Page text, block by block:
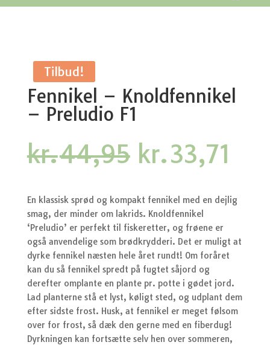
Tilbud!
Fennikel – Knoldfennikel
– Preludio F1
kr.44,95 Den
oprindelige
var:
kr.44,95.
kr.33,71
er:
En klassisk sprød og kompakt fennikel med en dejlig
smag, der minder om lakrids. Knoldfennikel
‘Preludio’ er perfekt til fiskeretter, og frøene er
også anvendelige som brødkrydderi. Det er muligt at
dyrke fennikel næsten hele året rundt! Om foråret
kan du så fennikel spredt på fugtet såjord og
derefter omplante en plante pr. potte i gødet jord.
Lad planterne stå et lyst, køligt sted, og udplant dem
efter sidste frost. Husk, at fennikel er meget følsom
over for frost, så dæk den gerne med en fiberdug!
Dyrkningen kan fortsætte selv hen over sommeren,